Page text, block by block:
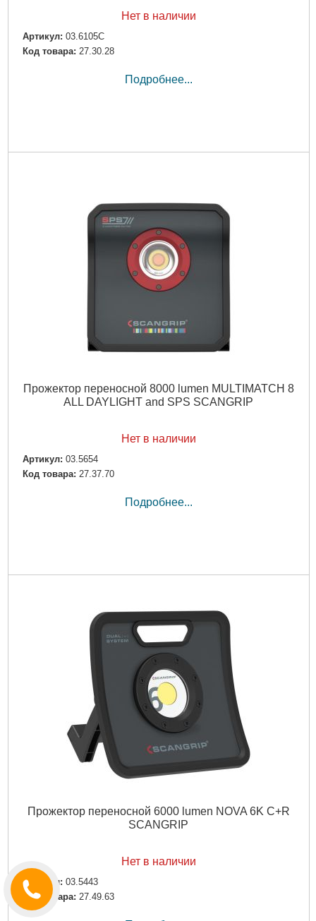
Нет в наличии
Артикул: 03.6105C
Код товара: 27.30.28
Подробнее...
Прожектор переносной 8000 lumen MULTIMATCH 8
ALL DAYLIGHT and SPS SCANGRIP
Нет в наличии
Артикул: 03.5654
Код товара: 27.37.70
Подробнее...
Прожектор переносной 6000 lumen NOVA 6K C+R
SCANGRIP
Нет в наличии
Артикул: 03.5443
Код товара: 27.49.63